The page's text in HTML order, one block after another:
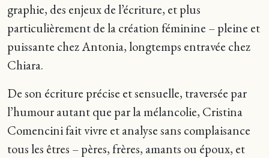
graphie, des enjeux de l’écriture, et plus
particulièrement de la création féminine – pleine et
puissante chez Antonia, longtemps entravée chez
Chiara.
De son écriture précise et sensuelle, traversée par
l’humour autant que par la mélancolie, Cristina
Comencini fait vivre et analyse sans complaisance
tous les êtres – pères, frères, amants ou époux, et